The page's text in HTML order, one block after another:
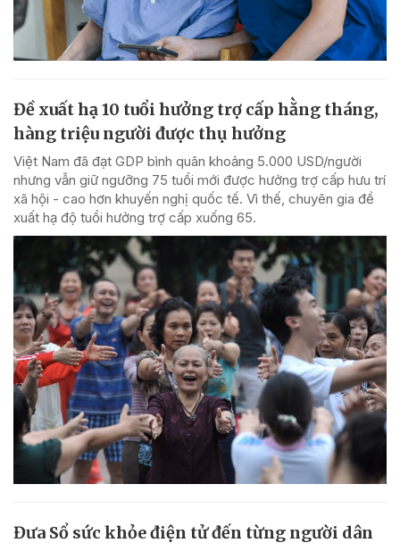
Đề xuất hạ 10 tuổi hưởng trợ cấp hằng tháng,
hàng triệu người được thụ hưởng
Việt Nam đã đạt GDP bình quân khoảng 5.000 USD/người
nhưng vẫn giữ ngưỡng 75 tuổi mới được hưởng trợ cấp hưu trí
xã hội - cao hơn khuyến nghị quốc tế. Vì thế, chuyên gia đề
xuất hạ độ tuổi hưởng trợ cấp xuống 65.
Đưa Sổ sức khỏe điện tử đến từng người dân